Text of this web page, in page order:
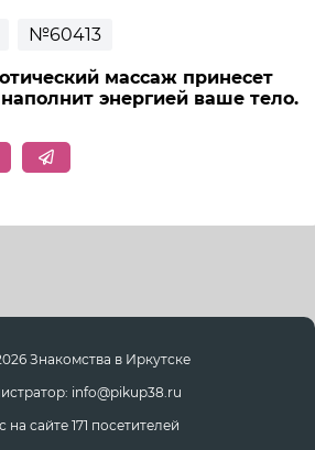
№60413
массаж принесет
энергией ваше тело.
Знакомства в Иркутске
info@pikup38.ru
на сайте 171 посетителей